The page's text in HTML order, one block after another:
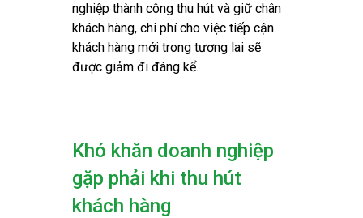
nghiệp thành công thu hút và giữ chân
khách hàng, chi phí cho việc tiếp cận
khách hàng mới trong tương lai sẽ
được giảm đi đáng kể.
Khó khăn doanh nghiệp
gặp phải khi thu hút
khách hàng